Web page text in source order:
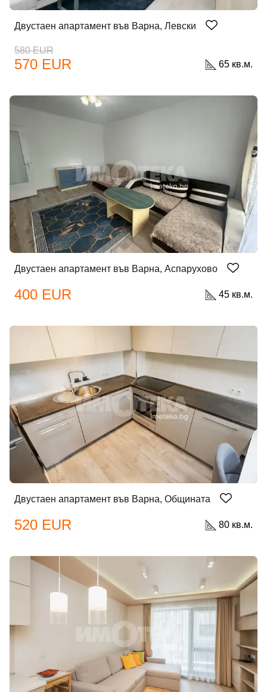
Парола
Забравена парола?
Вход като гост
или използвай профил
Вход с Google
Вход с Facebook
Двустаен апартамент във Варна, Левски
580 EUR
570 EUR 65 кв.м.
Двустаен апартамент във Варна, Аспарухово
400 EUR 45 кв.м.
Двустаен апартамент във Варна, Общината
520 EUR 80 кв.м.